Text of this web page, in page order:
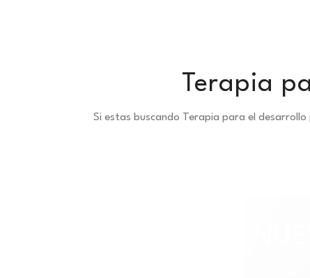
Terapia
Si estas buscando Terapia para el
TODAS